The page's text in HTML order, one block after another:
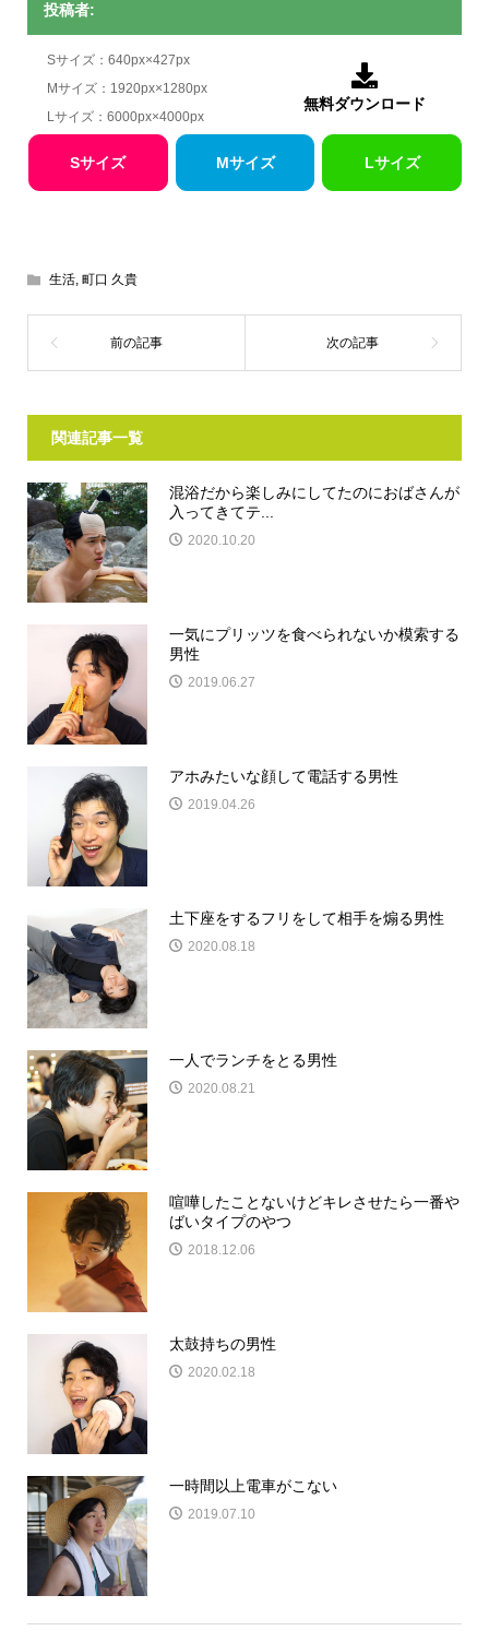
投稿者:
Sサイズ：640px×427px
Mサイズ：1920px×1280px
Lサイズ：6000px×4000px

無料ダウンロード
Sサイズ Mサイズ Lサイズ
生活, 町口 久貴
関連記事一覧
混浴だから楽しみにしてたのにおばさんが
入ってきてテ...
2020.10.20
一気にプリッツを食べられないか模索する
男性
2019.06.27
アホみたいな顔して電話する男性
2019.04.26
土下座をするフリをして相手を煽る男性
2020.08.18
一人でランチをとる男性
2020.08.21
喧嘩したことないけどキレさせたら一番や
ばいタイプのやつ
2018.12.06
太鼓持ちの男性
2020.02.18
一時間以上電車がこない
2019.07.10